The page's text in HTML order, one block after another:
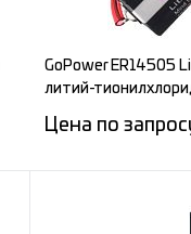
GoPower ER14505
литий-
Цена по